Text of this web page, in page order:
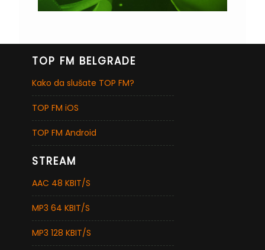
TOP FM BELGRADE
Kako da slušate TOP FM?
TOP FM iOS
TOP FM Android
STREAM
AAC 48 KBIT/S
MP3 64 KBIT/S
MP3 128 KBIT/S